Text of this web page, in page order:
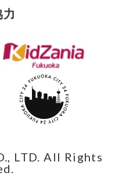
LTD. All Rights